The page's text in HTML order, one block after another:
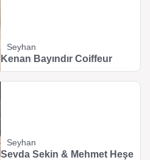
Seyhan
Kenan Bayındır Coiffeur
Seyhan
Sevda Sekin & Mehmet Heşe